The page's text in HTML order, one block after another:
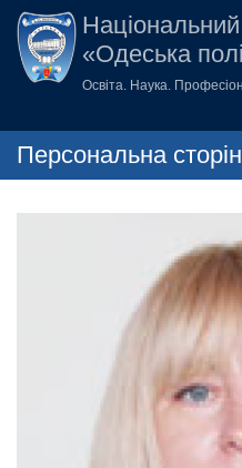
Перейти до основного вмісту
Національний
«Одеська
Освіта. Наука.
Персональна